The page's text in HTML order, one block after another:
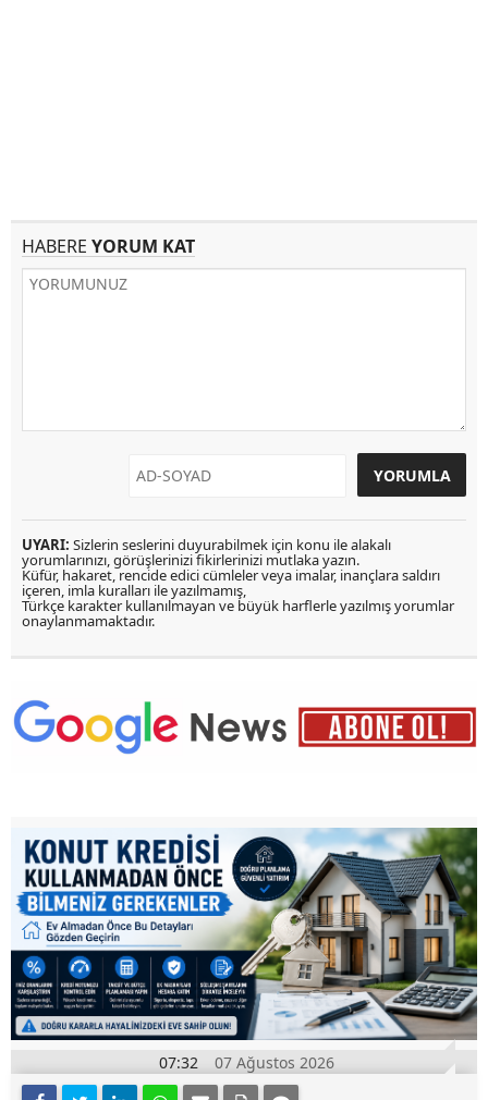
HABERE YORUM KAT
UYARI: Sizlerin seslerini duyurabilmek için konu ile alakalı
yorumlarınızı, görüşlerinizi fikirlerinizi mutlaka yazın.
Küfür, hakaret, rencide edici cümleler veya imalar, inançlara saldırı
içeren, imla kuralları ile yazılmamış,
Türkçe karakter kullanılmayan ve büyük harflerle yazılmış yorumlar
onaylanmamaktadır.
07:32 07 Ağustos 2026